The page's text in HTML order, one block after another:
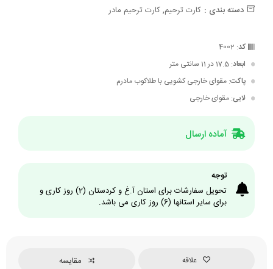
دسته بندی : کارت ترحیم,کارت ترحیم مادر
کد: 4002
ابعاد: 17.5 در 11 سانتی متر
پاکت: مقوای خارجی کشویی با طلاکوب مادرم
لایی: مقوای خارجی
آماده ارسال
توجه
تحویل سفارشات برای استان آ.غ و کردستان (2) روز کاری و
برای سایر استانها (6) روز کاری می باشد.
علاقه مقایسه